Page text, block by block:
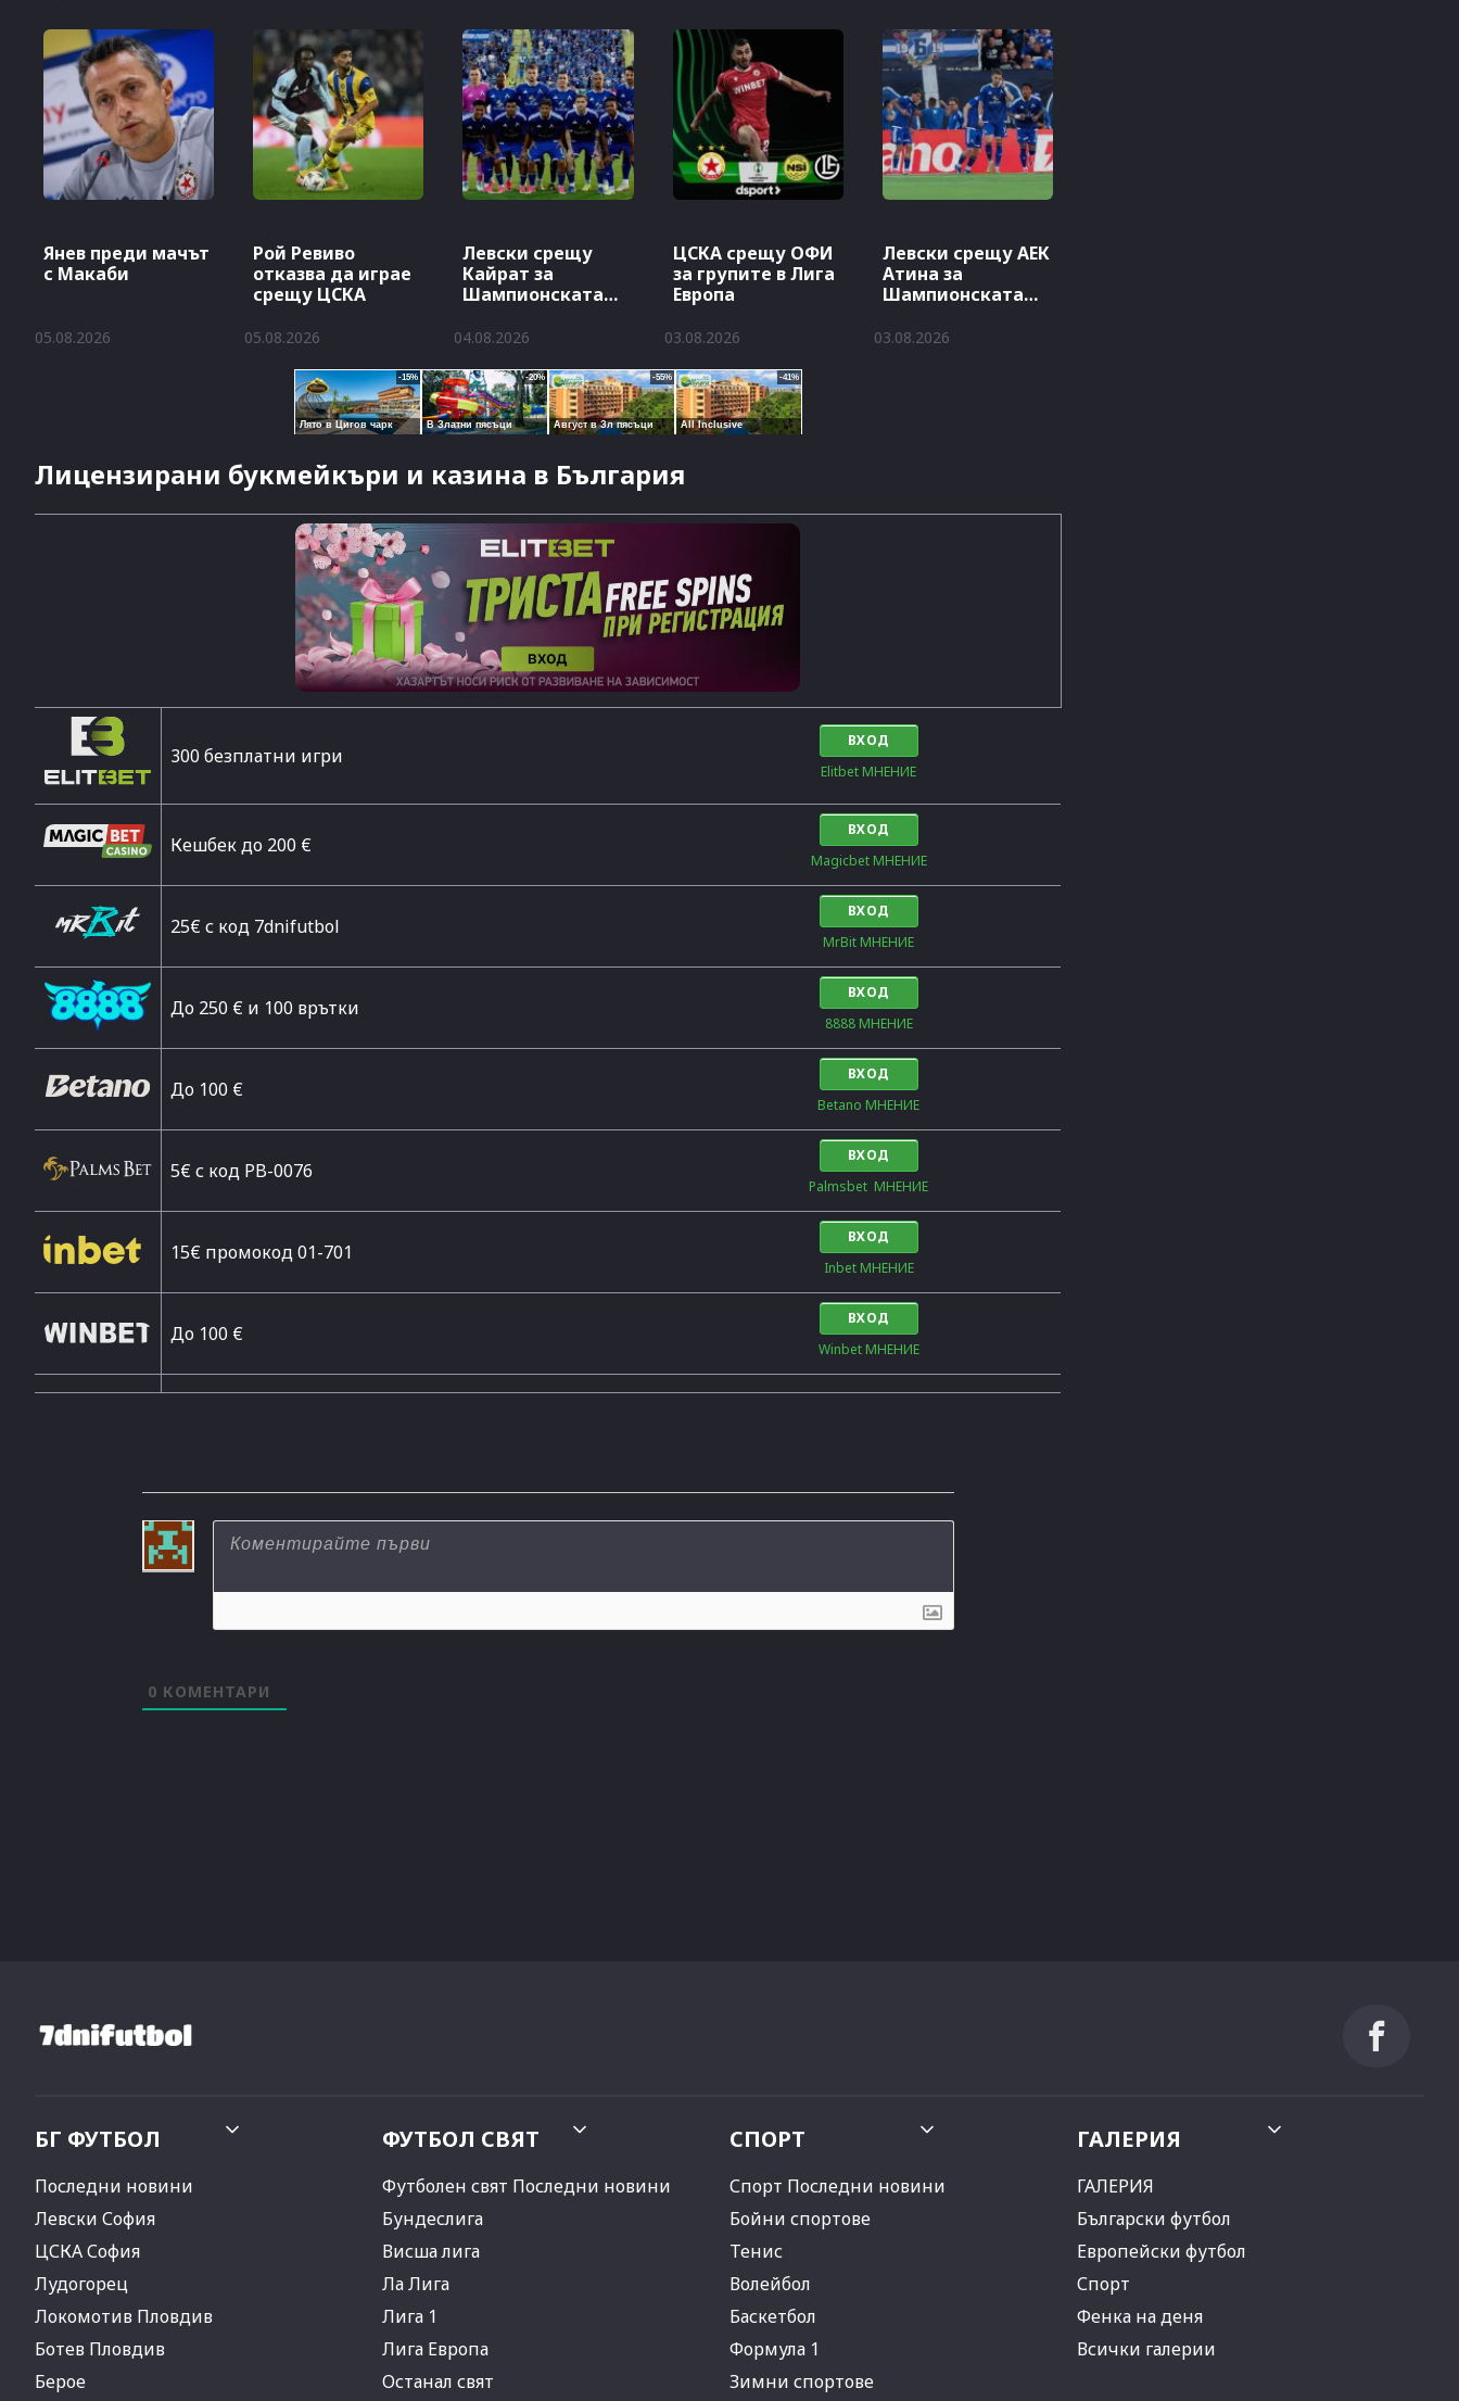
Янев преди мачът
с Макаби
05.08.2026
Рой Ревиво
отказва да играе
срещу ЦСКА
05.08.2026
Левски срещу
Кайрат за
Шампионската
04.08.2026
ЦСКА срещу ОФИ
за групите в Лига
Европа
03.08.2026
Левски срещу АЕК
Атина за
Шампионската
03.08.2026
Лицензирани букмейкъри и казина в България
300 безплатни игри
ВХОД
Elitbet МНЕНИЕ
Кешбек до 200 €
ВХОД
Magicbet МНЕНИЕ
25€ с код 7dnifutbol
ВХОД
MrBit МНЕНИЕ
До 250 € и 100 врътки
ВХОД
8888 МНЕНИЕ
Дo 100 €
ВХОД
Betano МНЕНИЕ
5€ с код PB-0076
ВХОД
Palmsbet  МНЕНИЕ
15€ промокод 01-701
ВХОД
Inbet МНЕНИЕ
До 100 €
ВХОД
Winbet МНЕНИЕ
0 КОМЕНТАРИ
БГ ФУТБОЛ
Последни новини
Левски София
ЦСКА София
Лудогорец
Локомотив Пловдив
Ботев Пловдив
Берое
ФУТБОЛ СВЯТ
Футболен свят Последни новини
Бундеслига
Висша лига
Ла Лига
Лига 1
Лига Европа
Останал свят
СПОРТ
Спорт Последни новини
Бойни спортове
Тенис
Волейбол
Баскетбол
Формула 1
Зимни спортове
ГАЛЕРИЯ
ГАЛЕРИЯ
Български футбол
Европейски футбол
Спорт
Фенка на деня
Всички галерии